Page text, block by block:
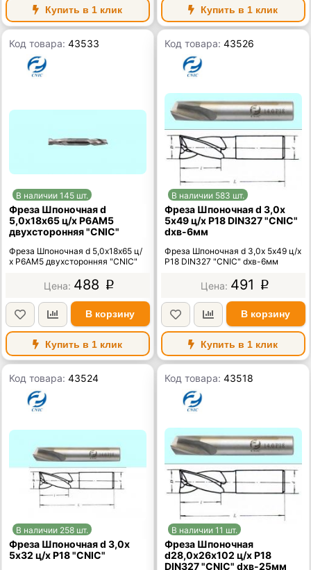
Купить в 1 клик Купить в 1 клик
Код товара:43533
В наличии 145 шт.
Фреза Шпоночная d
5,0х18х65 ц/х Р6АМ5
двухсторонняя "CNIC"
Фреза Шпоночная d 5,0х18х65 ц/
х Р6АМ5 двухсторонняя "CNIC"
488 p
В корзину
Купить в 1 клик
Код товара:43526
В наличии 583 шт.
Фреза Шпоночная d 3,0х
5х49 ц/х Р18 DIN327 "CNIC"
dхв-6мм
Фреза Шпоночная d 3,0х 5х49 ц/х
Р18 DIN327 "CNIC" dхв-6мм
491 p
В корзину
Купить в 1 клик
Код товара:43524
В наличии 258 шт.
Фреза Шпоночная d 3,0х
5х32 ц/х Р18 "CNIC"
Код товара:43518
В наличии 11 шт.
Фреза Шпоночная
d28,0х26х102 ц/х Р18
DIN327 "CNIC" dхв-25мм